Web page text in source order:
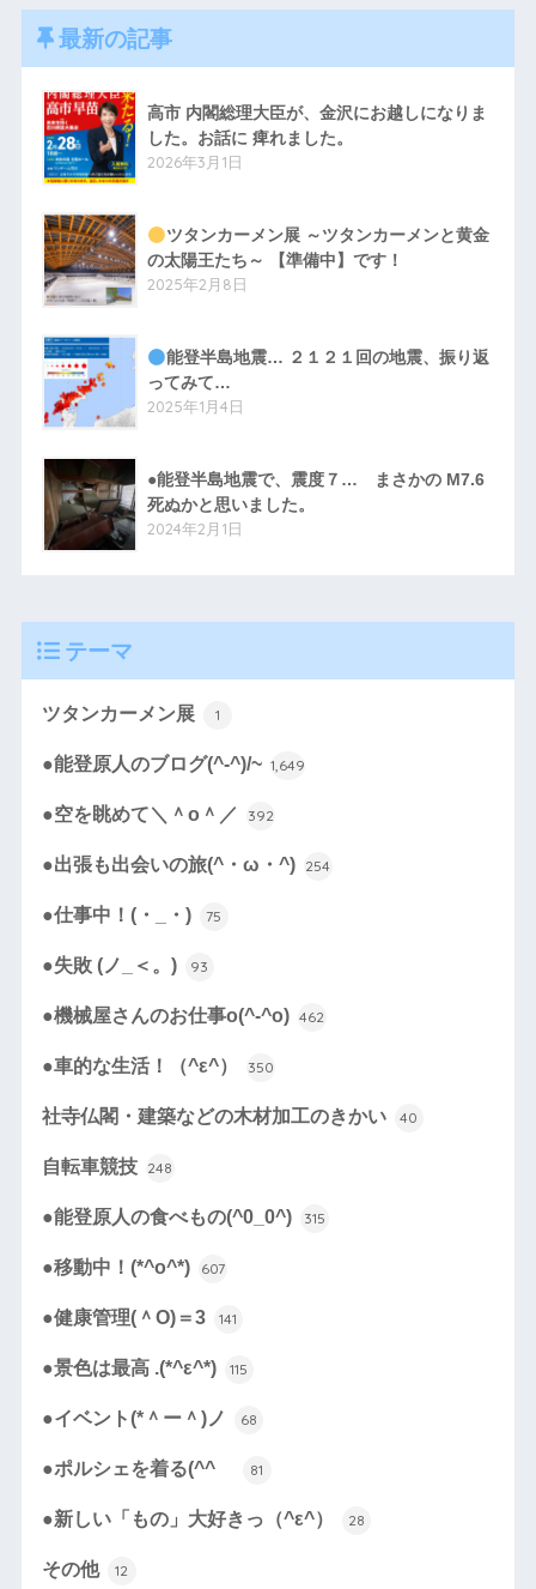
最新の記事
高市 内閣総理大臣が、金沢にお越しになりま
した。お話に 痺れました。
2026年3月1日
ツタンカーメン展 ～ツタンカーメンと黄金
の太陽王たち～ 【準備中】です！
2025年2月8日
能登半島地震… ２１２１回の地震、振り返
ってみて…
2025年1月4日
●能登半島地震で、震度７… まさかの M7.6
死ぬかと思いました。
2024年2月1日
テーマ
ツタンカーメン展 1
●能登原人のブログ(^-^)/~ 1,649
●空を眺めて＼＾o＾／ 392
●出張も出会いの旅(^・ω・^) 254
●仕事中！(・_・) 75
●失敗 (ノ_＜。) 93
●機械屋さんのお仕事o(^-^o) 462
●車的な生活！（^ε^） 350
社寺仏閣・建築などの木材加工のきかい 40
自転車競技 248
●能登原人の食べもの(^0_0^) 315
●移動中！(*^o^*) 607
●健康管理(＾O)＝3 141
●景色は最高 .(*^ε^*) 115
●イベント(*＾ー＾)ノ 68
●ポルシェを着る(^^ゞ 81
●新しい「もの」大好きっ（^ε^） 28
その他 12